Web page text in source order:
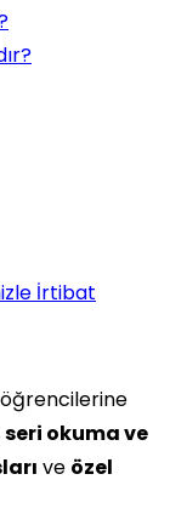
İrtibat
okuma ve
ve özel